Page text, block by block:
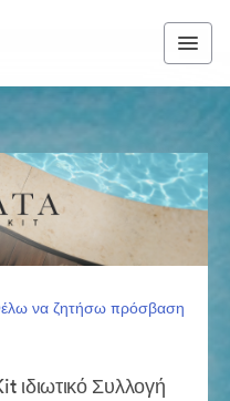
να ζητήσω πρόσβαση
ιδιωτικό Συλλογή